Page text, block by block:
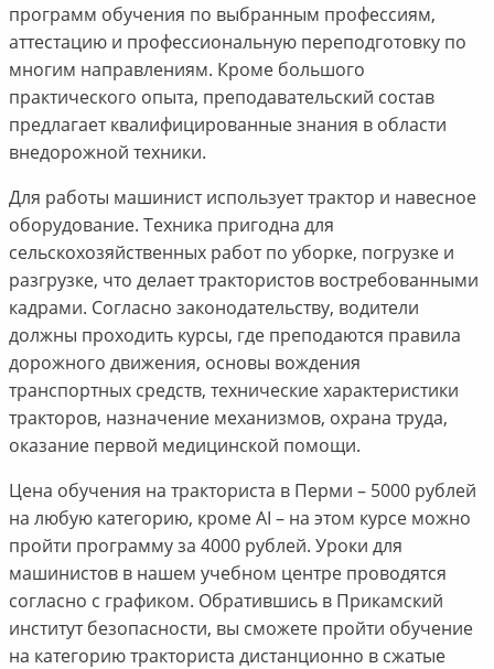
программ обучения по выбранным профессиям,
аттестацию и профессиональную переподготовку по
многим направлениям. Кроме большого
практического опыта, преподавательский состав
предлагает квалифицированные знания в области
внедорожной техники.
Для работы машинист использует трактор и навесное
оборудование. Техника пригодна для
сельскохозяйственных работ по уборке, погрузке и
разгрузке, что делает трактористов востребованными
кадрами. Согласно законодательству, водители
должны проходить курсы, где преподаются правила
дорожного движения, основы вождения
транспортных средств, технические характеристики
тракторов, назначение механизмов, охрана труда,
оказание первой медицинской помощи.
Цена обучения на тракториста в Перми – 5000 рублей
на любую категорию, кроме AI – на этом курсе можно
пройти программу за 4000 рублей. Уроки для
машинистов в нашем учебном центре проводятся
согласно с графиком. Обратившись в Прикамский
институт безопасности, вы сможете пройти обучение
на категорию тракториста дистанционно в сжатые